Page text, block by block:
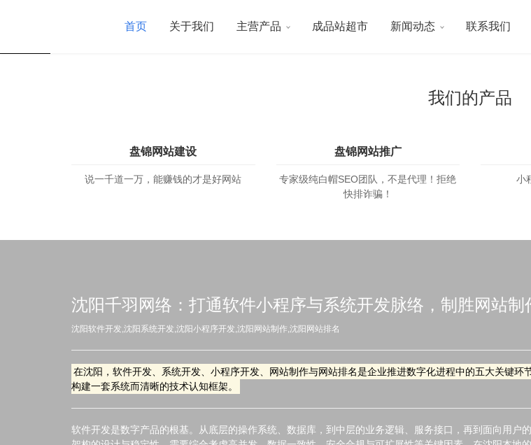
首页 关于我们 主营产品 成品站超市 新闻动态 联系我们
我们的产品
盘锦网站建设
说一千道一万，能赚钱的才是好网站
盘锦网站推广
专家级纯白帽SEO团队，不是代理！拒绝
快排诈骗！
小
沈阳千羽网络：打通软件小程序与系统开发脉络，制胜网站制
沈阳软件开发,沈阳系统开发,沈阳小程序开发,沈阳网站制作,沈阳网站排名
在沈阳，软件开发、系统开发、小程序开发、网站制作与网站排名是企业推进数字化进程中的五大关键
构建一套系统而清晰的技术认知框架。
软件开发是数字产品的根基。从底层的操作系统、数据库，到中层的业务逻辑、服务接口，再到面向用